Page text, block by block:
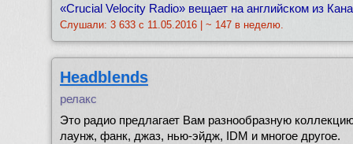
«Crucial Velocity Radio» вещает на английском из
Слушали: 3 633 с 11.05.2016 | ~ 147 в неделю.
Headblends
релакс
Это радио предлагает Вам разнообразную
лаунж, фанк, джаз, нью-эйдж, IDM и многое другое.